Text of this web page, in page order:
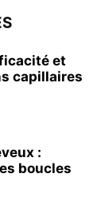
et
capillaires
:
boucles